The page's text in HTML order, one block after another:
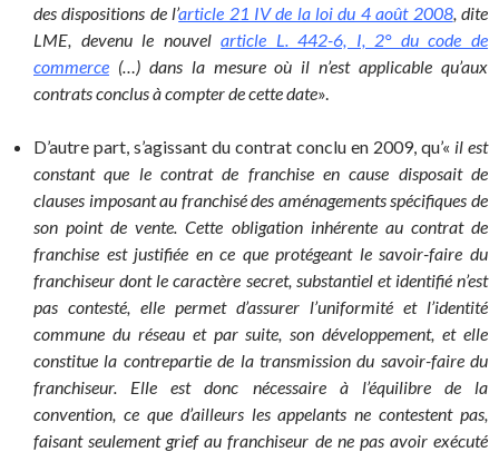
des dispositions de l’article 21 IV de la loi du 4 août 2008, dite
LME, devenu le nouvelarticle L. 442-6, I, 2° du code de
commerce (…) dans la mesure où il n’est applicable qu’aux
contrats conclus à compter de cette date».
D’autre part, s’agissant du contrat conclu en 2009, qu’« il est
constant que le contrat de franchise en cause disposait de
clauses imposant au franchisé des aménagements spécifiques de
son point de vente. Cette obligation inhérente au contrat de
franchise est justifiée en ce que protégeant le savoir-faire du
franchiseur dont le caractère secret, substantiel et identifié n’est
pas contesté, elle permet d’assurer l’uniformité et l’identité
commune du réseau et par suite, son développement, et elle
constitue la contrepartie de la transmission du savoir-faire du
franchiseur. Elle est donc nécessaire à l’équilibre de la
convention, ce que d’ailleurs les appelants ne contestent pas,
faisant seulement grief au franchiseur de ne pas avoir exécuté